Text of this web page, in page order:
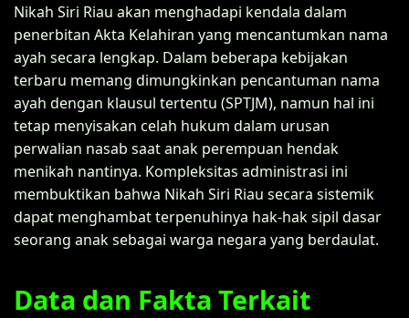
Nikah Siri Riau akan menghadapi kendala dalam
penerbitan Akta Kelahiran yang mencantumkan nama
ayah secara lengkap. Dalam beberapa kebijakan
terbaru memang dimungkinkan pencantuman nama
ayah dengan klausul tertentu (SPTJM), namun hal ini
tetap menyisakan celah hukum dalam urusan
perwalian nasab saat anak perempuan hendak
menikah nantinya. Kompleksitas administrasi ini
membuktikan bahwa Nikah Siri Riau secara sistemik
dapat menghambat terpenuhinya hak-hak sipil dasar
seorang anak sebagai warga negara yang berdaulat.
Data dan Fakta Terkait